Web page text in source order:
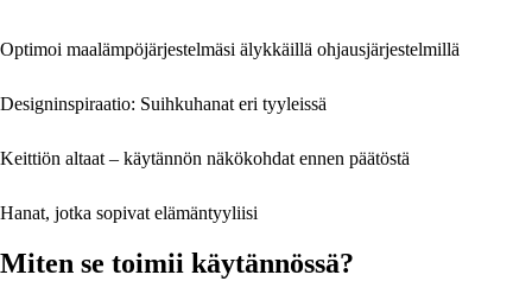
Optimoi maalämpöjärjestelmäsi älykkäillä ohjausjärjestelmillä
Designinspiraatio: Suihkuhanat eri tyyleissä
Keittiön altaat – käytännön näkökohdat ennen päätöstä
Hanat, jotka sopivat elämäntyyliisi
Miten se toimii käytännössä?